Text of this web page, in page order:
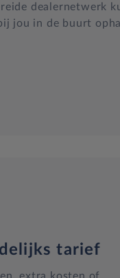
dealernetwerk
jou in de buurt
tarief
extra kosten of